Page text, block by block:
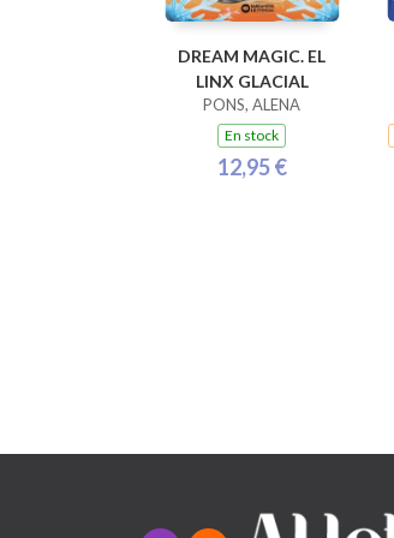
DREAM MAGIC. EL
LINX GLACIAL
PONS, ALENA
En stock
12,95 €